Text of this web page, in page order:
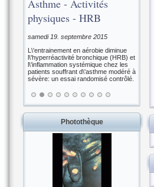
Asthme - Activités
physiques - HRB
samedi 19. septembre 2015
L\'entrainement en aérobie diminue
l\'hyperréactivité bronchique (HRB) et
l\'inflammation systémique chez les
patients souffrant d\'asthme modéré à
sévère: un essai randomisé contrôlé.
Photothèque